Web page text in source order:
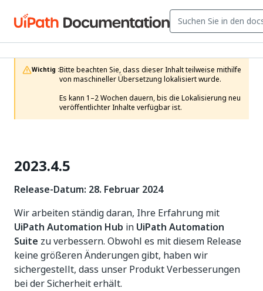
Wichtig :Bitte beachten Sie, dass dieser Inhalt teilweise mithilfe
von maschineller Übersetzung lokalisiert wurde.
Es kann 1–2 Wochen dauern, bis die Lokalisierung neu
veröffentlichter Inhalte verfügbar ist.
2023.4.5
Release-Datum: 28. Februar 2024
Wir arbeiten ständig daran, Ihre Erfahrung mit
UiPath Automation Hub in UiPath Automation
Suite zu verbessern. Obwohl es mit diesem Release
keine größeren Änderungen gibt, haben wir
sichergestellt, dass unser Produkt Verbesserungen
bei der Sicherheit erhält.